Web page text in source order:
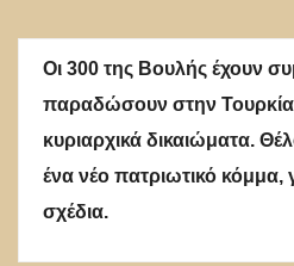
Οι 300 της Βουλής έχουν
παραδώσουν στην Τουρκία
κυριαρχικά δικαιώματα.
ένα νέο πατριωτικό κόμμα,
σχέδια.